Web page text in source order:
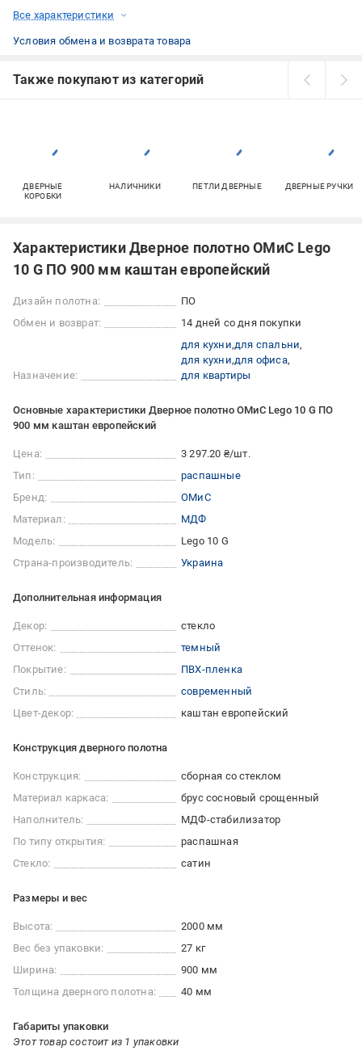
Все характеристики
Условия обмена и возврата товара
Также покупают из категорий
ДВЕРНЫЕ
КОРОБКИ
НАЛИЧНИКИ ПЕТЛИ ДВЕРНЫЕ ДВЕРНЫЕ РУЧКИ
Характеристики Дверное полотно ОМиС Lego
10 G ПО 900 мм каштан европейский
Дизайн полотна:
ПО
Обмен и возврат:
14 дней со дня покупки
Назначение:
для кухни для спальни
для кухни для офиса
для квартиры
Основные характеристики Дверное полотно ОМиС Lego 10 G ПО
900 мм каштан европейский
Цена:
3 297.20 ₴/шт.
Тип:
распашные
Бренд:
ОМиС
Материал:
МДФ
Модель:
Lego 10 G
Страна-производитель:
Украина
Дополнительная информация
Декор:
стекло
Оттенок:
темный
Покрытие:
ПВХ-пленка
Стиль:
современный
Цвет-декор:
каштан европейский
Конструкция дверного полотна
Конструкция:
сборная со стеклом
Материал каркаса:
брус сосновый срощенный
Наполнитель:
МДФ-стабилизатор
По типу открытия:
распашная
Стекло:
сатин
Размеры и вес
Высота:
2000 мм
Вес без упаковки:
27 кг
Ширина:
900 мм
Толщина дверного полотна:
40 мм
Габариты упаковки
Этот товар состоит из 1 упаковки